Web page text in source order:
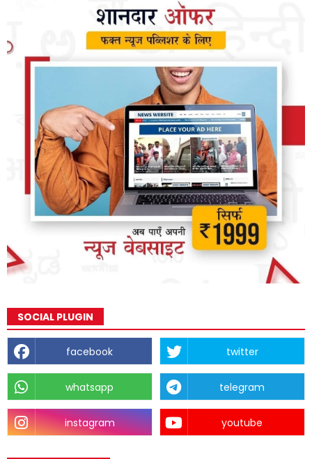
SOCIAL PLUGIN
facebook twitter
whatsapp telegram
instagram youtube